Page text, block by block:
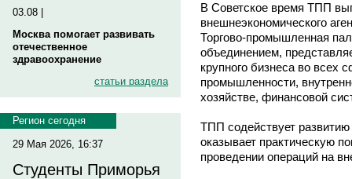
03.08 |
Москва помогает развивать
отечественное
здравоохранение
статьи раздела
Регион сегодня
29 Мая 2026, 16:37
Студенты Приморья
В Советское время ТПП
внешнеэкономического
Торгово-промышленная
объединением,
крупного бизнеса во всех
промышленности,
хозяйстве, финансовой
ТПП содействует развитию
оказывает практическую
проведении операций на